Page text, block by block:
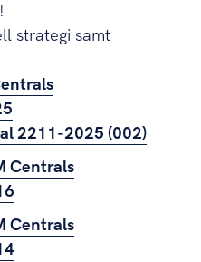
strategi samt
2211-2025 (002)
Centrals
Centrals